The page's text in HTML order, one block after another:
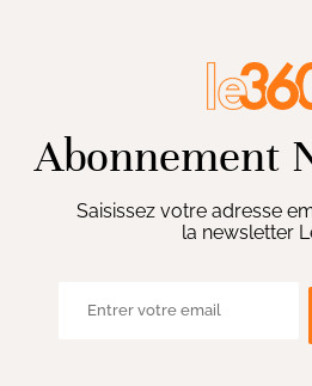
Abonnement
Saisissez votre adresse
la newsletter